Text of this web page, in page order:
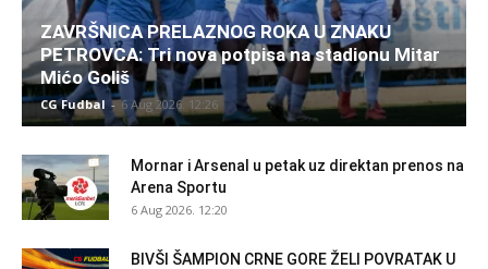
ZAVRŠNICA PRELAZNOG ROKA U ZNAKU
PETROVCA: Tri nova potpisa na stadionu Mitar
Mićo Goliš
CG Fudbal - 6 Aug 2026. 12:26
Mornar i Arsenal u petak uz direktan prenos na
Arena Sportu
6 Aug 2026. 12:20
BIVŠI ŠAMPION CRNE GORE ŽELI POVRATAK U